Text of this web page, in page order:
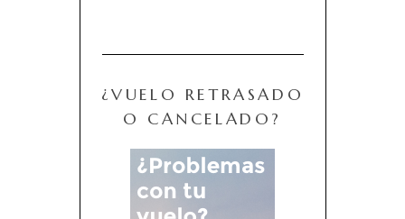
¿VUELO RETRASADO
O CANCELADO?